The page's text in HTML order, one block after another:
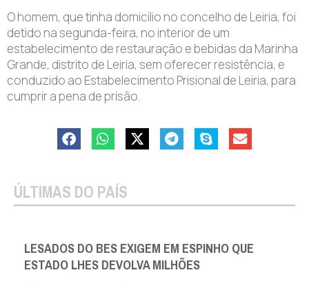
O homem, que tinha domicílio no concelho de Leiria, foi
detido na segunda-feira, no interior de um
estabelecimento de restauração e bebidas da Marinha
Grande, distrito de Leiria, sem oferecer resistência, e
conduzido ao Estabelecimento Prisional de Leiria, para
cumprir a pena de prisão.
ÚLTIMAS DO PAÍS
LESADOS DO BES EXIGEM EM ESPINHO QUE
ESTADO LHES DEVOLVA MILHÕES